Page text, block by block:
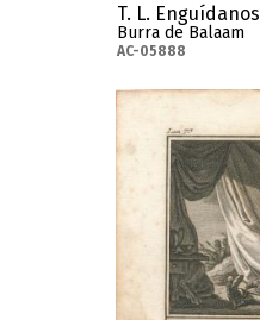
T. L. Enguídanos
Burra de Balaam
AC-05888